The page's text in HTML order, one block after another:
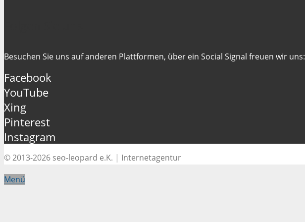
Besuchen Sie uns auf anderen Plattformen, über ein Social Signal freuen wir uns:
Facebook
YouTube
Xing
Pinterest
Instagram
© 2013-2026 seo-leopard e.K. | Internetagentur
Menü